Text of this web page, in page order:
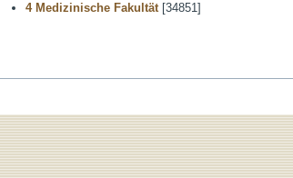
4 Medizinische Fakultät[34851]